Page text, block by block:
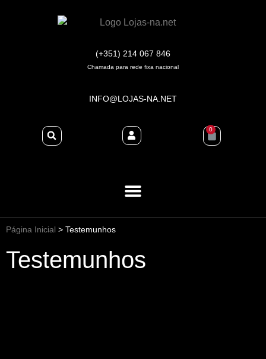
(+351) 214 067 846
Chamada para rede fixa nacional
INFO@LOJAS-NA.NET
0
Página Inicial > Testemunhos
Testemunhos